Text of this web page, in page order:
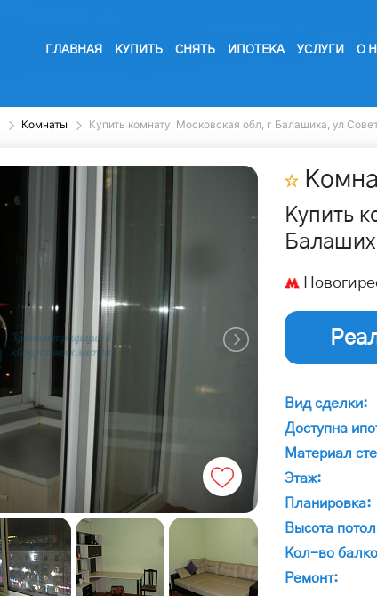
ГЛАВНАЯ КУПИТЬ СНЯТЬ ИПОТЕКА УСЛУГИ О
Комнаты Купить комнату, Московская обл, г Балашиха, ул
Купить
Вид сделки:
Доступна
Материал
Этаж:
Планировка:
Высота
Кол-во
Ремонт: